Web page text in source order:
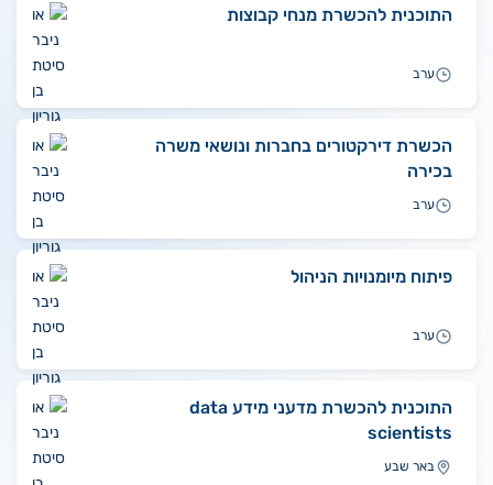
התוכנית להכשרת מנחי קבוצות
ערב
הכשרת דירקטורים בחברות ונושאי משרה
בכירה
ערב
פיתוח מיומנויות הניהול
ערב
התוכנית להכשרת מדעני מידע data
scientists
באר שבע